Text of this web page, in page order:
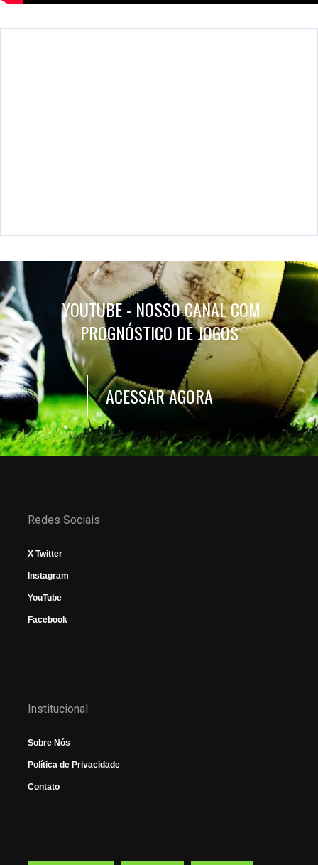
YOUTUBE - NOSSO CANAL COM
PROGNÓSTICO DE JOGOS
ACESSAR AGORA
Redes Sociais
X Twitter
Instagram
YouTube
Facebook
Institucional
Sobre Nós
Política de Privacidade
Contato